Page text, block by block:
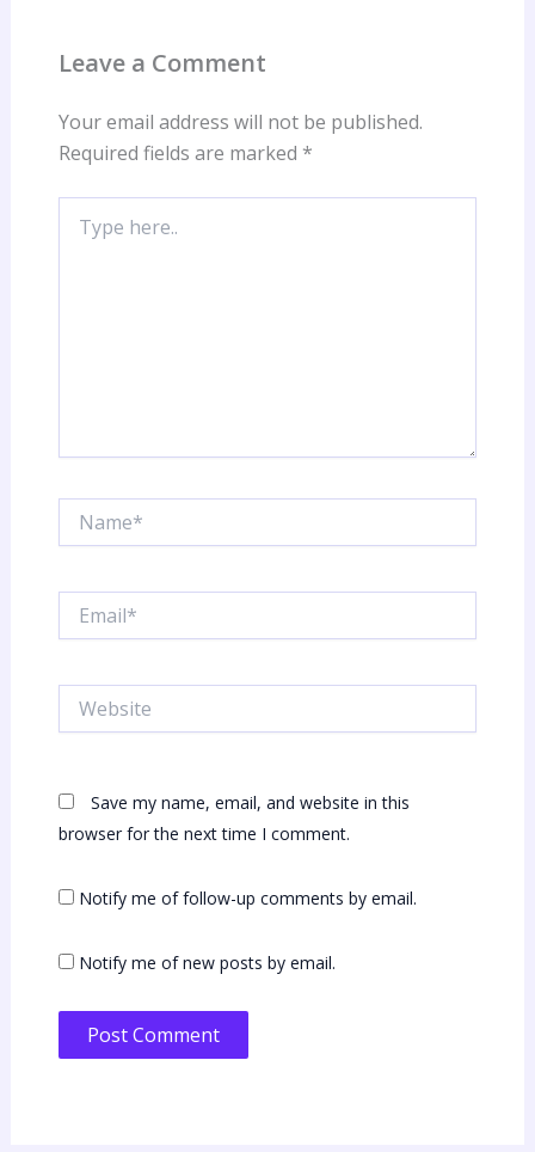
Leave a Comment
Your email address will not be published.
Required fields are marked *
here..
Save my name, email, and website in this
browser for the next time I comment.
Notify me of follow-up comments by email.
Notify me of new posts by email.